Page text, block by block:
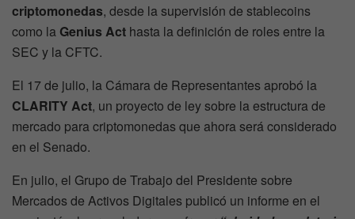
criptomonedas, desde la supervisión de stablecoins
como laGenius Act hasta la definición de roles entre la
SEC y la CFTC.
El 17 de julio, la Cámara de Representantes aprobó la
CLARITY Act, un proyecto de ley sobre la estructura de
mercado para criptomonedas que ahora será considerado
en el Senado.
En julio, el Grupo de Trabajo del Presidente sobre
Mercados de Activos Digitales publicó un informe en el